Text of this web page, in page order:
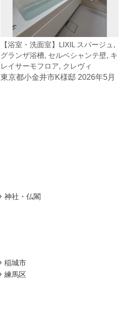
【浴室・洗面室】LIXIL スパージュ,
グランザ浴槽, セルベシャンテ壁, キ
レイサーモフロア, クレヴィ
東京都小金井市K様邸 2026年5月
神社・仏閣
稲城市
練馬区